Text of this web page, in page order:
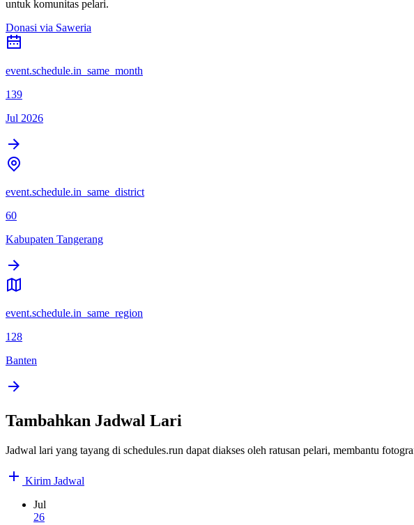
untuk komunitas pelari.
Donasi via Saweria
event.schedule.in_same_month
139
Jul 2026
event.schedule.in_same_district
60
Kabupaten Tangerang
event.schedule.in_same_region
128
Banten
Tambahkan Jadwal Lari
Jadwal lari yang tayang di schedules.run dapat diakses oleh ratusan pelari, membantu
Kirim Jadwal
Jul
26